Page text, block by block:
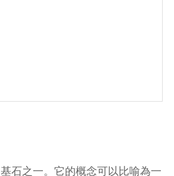
石之一。它的概念可以比喻為一